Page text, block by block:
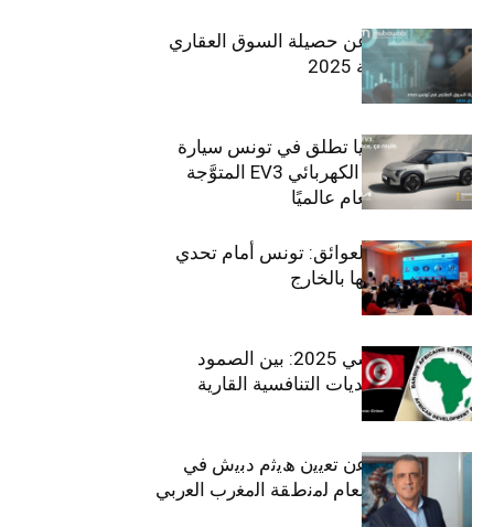
مبوب تكشف عن حصيلة السوق العقاري
في تونس لسنة 2025
سيتي كارز – كيا تطلق في تونس سيارة
الـدفع الرباعي الكهربائي EV3 المتوَّجة
بلقب سيارة العام عالميًا
بين الطموح والعوائق: تونس أمام تحدي
استعادة كفاءاتها بالخارج
الاقتصاد التونسي 2025: بين الصمود
الاجتماعي وتحديات التنافسية القارية
ﺗﯾﺗرا ﺑﺎك ﺗﻌﻠن ﻋن ﺗﻌﯾﯾن ھﯾﺛم دﺑﯾش ﻓﻲ
ﻣﻧﺻب اﻟﻣدﯾر اﻟﻌﺎم ﻟﻣﻧطﻘﺔ اﻟﻣﻐرب اﻟﻌرﺑﻲ
وﻏرب أﻓرﯾﻘﯾﺎ